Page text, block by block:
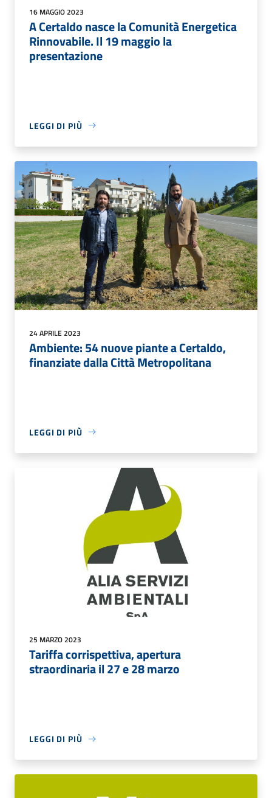
16 MAGGIO 2023
A Certaldo nasce la Comunità Energetica
Rinnovabile. Il 19 maggio la
presentazione
LEGGI DI PIÙ
24 APRILE 2023
Ambiente: 54 nuove piante a Certaldo,
finanziate dalla Città Metropolitana
LEGGI DI PIÙ
25 MARZO 2023
Tariffa corrispettiva, apertura
straordinaria il 27 e 28 marzo
LEGGI DI PIÙ